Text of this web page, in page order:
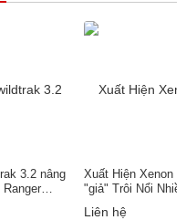
3.2 nâng
Xuất Hiện Xenon
"giả" Trôi Nổi
Liên hệ